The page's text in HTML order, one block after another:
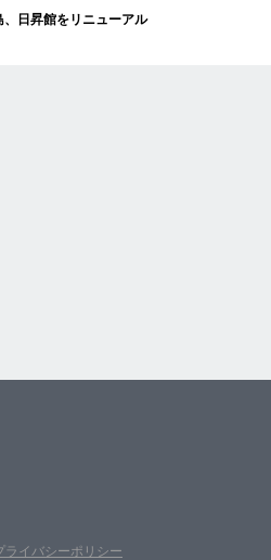
日昇館をリニューアル
ライバシーポリシー